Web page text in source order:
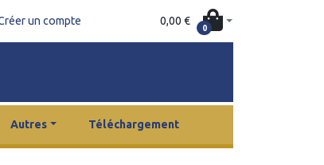
un compte 0,00 €
0
Autres Téléchargement